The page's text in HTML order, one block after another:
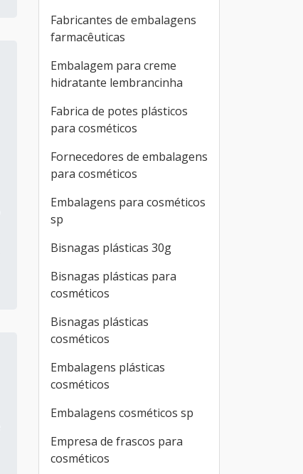
Fabricantes de embalagens
farmacêuticas
Embalagem para creme
hidratante lembrancinha
Fabrica de potes plásticos
para cosméticos
Fornecedores de embalagens
para cosméticos
Embalagens para cosméticos
sp
Bisnagas plásticas 30g
Bisnagas plásticas para
cosméticos
Bisnagas plásticas
cosméticos
Embalagens plásticas
cosméticos
Embalagens cosméticos sp
Empresa de frascos para
cosméticos